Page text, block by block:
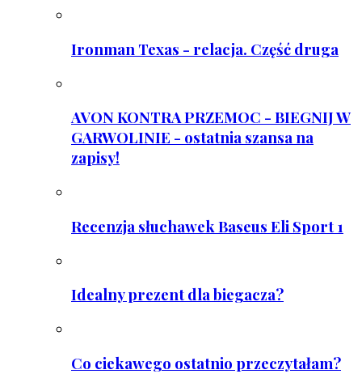
Ironman Texas - relacja. Część druga
AVON KONTRA PRZEMOC - BIEGNIJ W
GARWOLINIE - ostatnia szansa na
zapisy!
Recenzja słuchawek Baseus Eli Sport 1
Idealny prezent dla biegacza?
Co ciekawego ostatnio przeczytałam?